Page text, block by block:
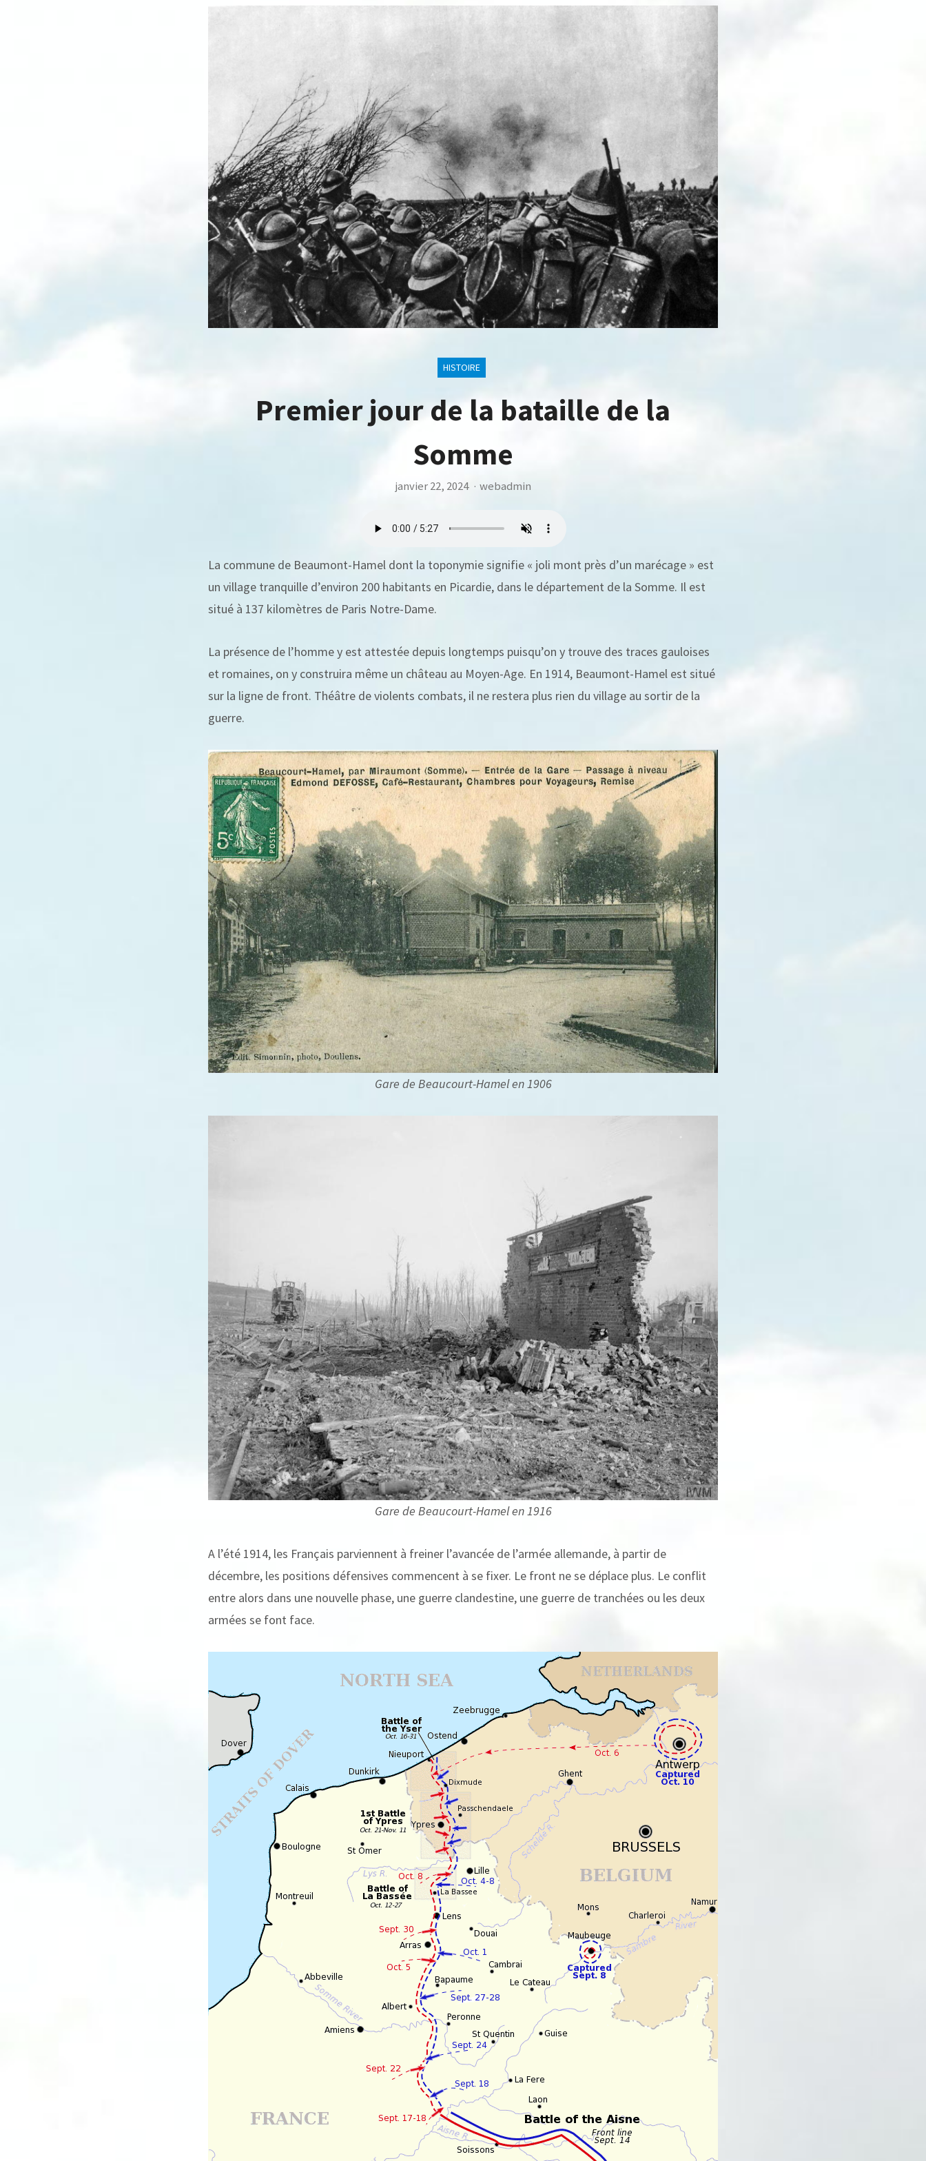
HISTOIRE
Premier jour de la bataille de la
Somme
janvier 22, 2024 · webadmin
La commune de Beaumont-Hamel dont la toponymie signifie « joli mont près d’un marécage » est
un village tranquille d’environ 200 habitants en Picardie, dans le département de la Somme. Il est
situé à 137 kilomètres de Paris Notre-Dame.
La présence de l’homme y est attestée depuis longtemps puisqu’on y trouve des traces gauloises
et romaines, on y construira même un château au Moyen-Age. En 1914, Beaumont-Hamel est situé
sur la ligne de front. Théâtre de violents combats, il ne restera plus rien du village au sortir de la
guerre.
Gare de Beaucourt-Hamel en 1906
Gare de Beaucourt-Hamel en 1916
A l’été 1914, les Français parviennent à freiner l’avancée de l’armée allemande, à partir de
décembre, les positions défensives commencent à se fixer. Le front ne se déplace plus. Le conflit
entre alors dans une nouvelle phase, une guerre clandestine, une guerre de tranchées ou les deux
armées se font face.